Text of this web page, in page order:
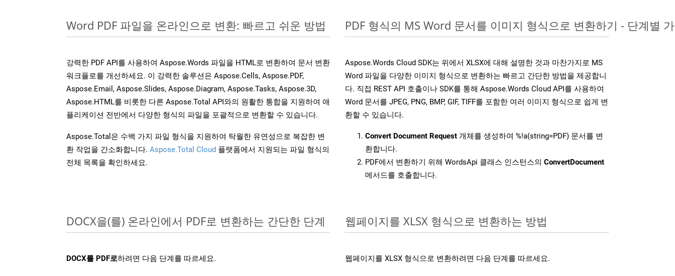
Word PDF 파일을 온라인으로 변환: 빠르고 쉬운 방법
강력한 PDF API를 사용하여 Aspose.Words 파일을 HTML로 변환하여 문서 변환
워크플로를 개선하세요. 이 강력한 솔루션은 Aspose.Cells, Aspose.PDF,
Aspose.Email, Aspose.Slides, Aspose.Diagram, Aspose.Tasks, Aspose.3D,
Aspose.HTML를 비롯한 다른 Aspose.Total API와의 원활한 통합을 지원하여 애
플리케이션 전반에서 다양한 형식의 파일을 포괄적으로 변환할 수 있습니다.
Aspose.Total은 수백 가지 파일 형식을 지원하여 탁월한 유연성으로 복잡한 변
환 작업을 간소화합니다. Aspose.Total Cloud 플랫폼에서 지원되는 파일 형식의
전체 목록을 확인하세요.
PDF 형식의 MS Word 문서를 이미지 형식으로 변환하기 - 단계별
Aspose.Words Cloud SDK는 위에서 XLSX에 대해 설명한 것과 마찬가지로 MS
Word 파일을 다양한 이미지 형식으로 변환하는 빠르고 간단한 방법을 제공합니
다. 직접 REST API 호출이나 SDK를 통해 Aspose.Words Cloud API를 사용하여
Word 문서를 JPEG, PNG, BMP, GIF, TIFF를 포함한 여러 이미지 형식으로 쉽게 변
환할 수 있습니다.
Convert Document Request 개체를 생성하여 %!a(string=PDF) 문서를 변
환합니다.
PDF에서 변환하기 위해 WordsApi 클래스 인스턴스의 ConvertDocument
메서드를 호출합니다.
DOCX을(를) 온라인에서 PDF로 변환하는 간단한 단계
DOCX를 PDF로하려면 다음 단계를 따르세요.
웹페이지를 XLSX 형식으로 변환하는 방법
웹페이지를 XLSX 형식으로 변환하려면 다음 단계를 따르세요.